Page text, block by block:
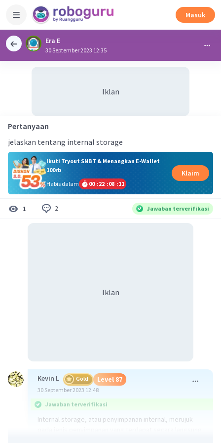
Masuk
Era E
30 September 2023 12:35
Iklan
Pertanyaan
jelaskan tentang internal storage
Ikuti Tryout SNBT & Menangkan E-Wallet
100rb
Habis dalam
00 :22 :08 :11
Klaim
1 2 Jawaban terverifikasi
Iklan
Kevin L Gold Level 87
30 September 2023 12:48
Jawaban terverifikasi
Internal storage, atau penyimpanan internal, merujuk